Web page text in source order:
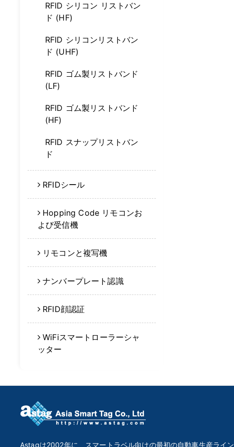
RFID シリコン リストバン
ド (HF)
RFID シリコンリストバン
ド (UHF)
RFID ゴム製リストバンド
(LF)
RFID ゴム製リストバンド
(HF)
RFID スナップリストバン
ド
RFIDシール
Hopping Code リモコンお
よび受信機
リモコンと複写機
ナンバープレート認識
RFID顔認証
WiFiスマートローラーシャ
ッター
Astagは2002年に、スマートラベル向けの最初の自動車生産ライン